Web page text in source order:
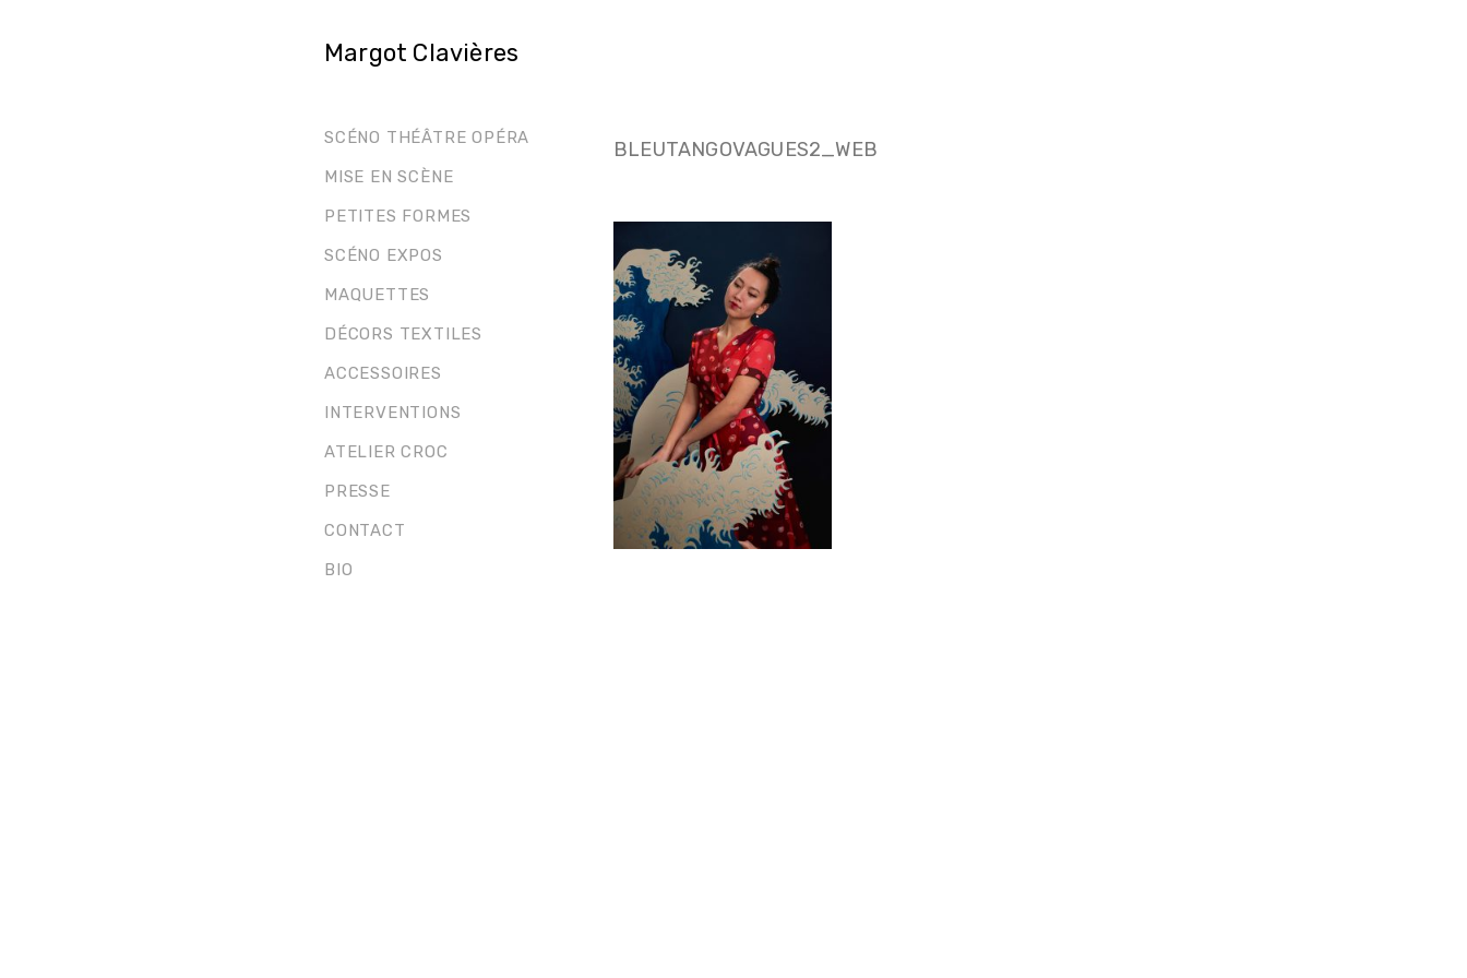
Margot Clavières
SCÉNO THÉÂTRE OPÉRA
MISE EN SCÈNE
PETITES FORMES
SCÉNO EXPOS
MAQUETTES
DÉCORS TEXTILES
ACCESSOIRES
INTERVENTIONS
ATELIER CROC
PRESSE
CONTACT
BIO
BLEUTANGOVAGUES2_WEB